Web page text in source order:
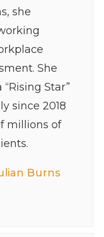
she
She
Star”
since 2018
millions of
Burns